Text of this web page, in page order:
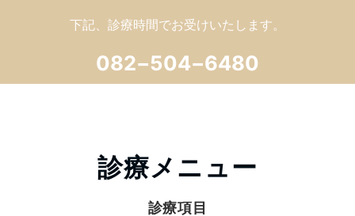
下記、診療時間でお受けいたします。
082−504−6480
診療メニュー